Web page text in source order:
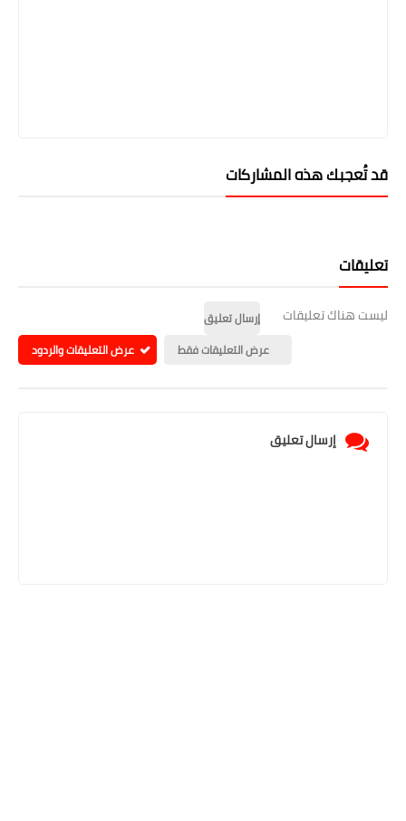
قد تُعجبك هذه المشاركات
تعليقات
ليست هناك تعليقات
إرسال تعليق
عرض التعليقات فقط
عرض التعليقات والردود
إرسال تعليق